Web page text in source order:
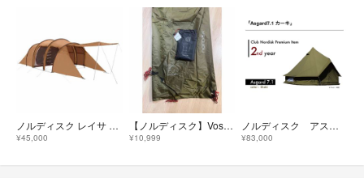
ノルディスク レイサ 6 #CASHEW／BROWN(1個)
¥45,000
【ノルディスク】Voss 9 PU Tarp
¥10,999
ノルディスク アスガルド7.1&カリー タープセット
¥83,000